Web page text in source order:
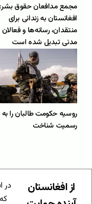
مجمع مدافعان حقوق بشر:
افغانستان به زندانی برای
منتقدان، رسانه‌ها و فعالان
مدنی تبدیل شده است
روسیه حکومت طالبان را به
رسمیت شناخت
از افغانستان
در